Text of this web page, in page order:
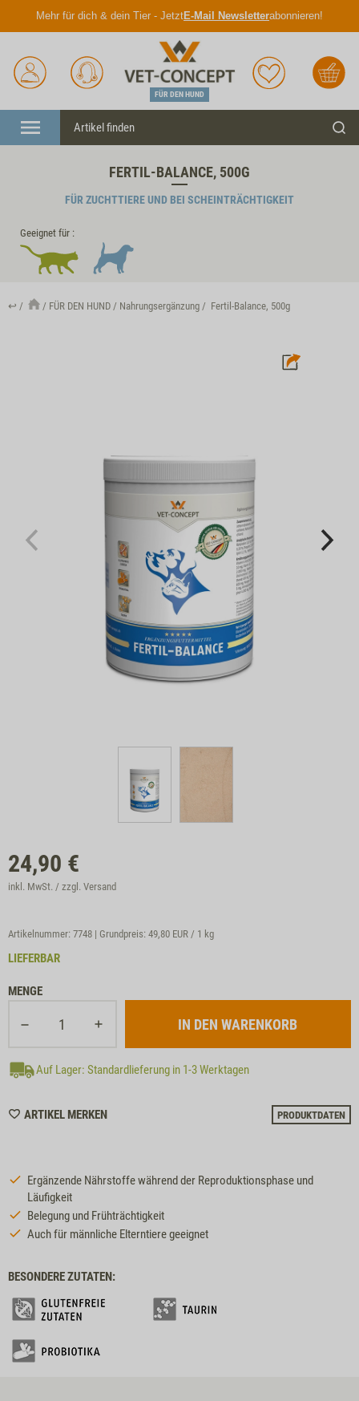
Mehr für dich & dein Tier - JetztE-Mail Newsletterabonnieren!
Anmelden
Unser
Service
FÜR DEN HUND
Merkliste Warenkorb
Menü
FERTIL-BALANCE, 500G
FÜR ZUCHTTIERE UND BEI SCHEINTRÄCHTIGKEIT
Geeignet für :
↩ FÜR DEN HUND Nahrungsergänzung Fertil-Balance, 500g
24,90 €
inkl. MwSt. / zzgl. Versand
Artikelnummer: 7748 | Grundpreis: 49,80 EUR / 1 kg
LIEFERBAR
MENGE
Auf Lager: Standardlieferung in 1-3 Werktagen
ARTIKEL MERKENWISHLIST
PRODUKTDATEN
Ergänzende Nährstoffe während der Reproduktionsphase und
Läufigkeit
Belegung und Frühträchtigkeit
Auch für männliche Elterntiere geeignet
BESONDERE ZUTATEN: